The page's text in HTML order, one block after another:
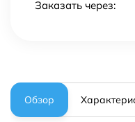
Заказать через:
Обзор